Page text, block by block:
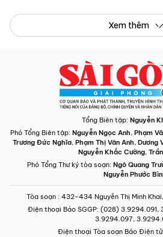
Xem thêm
Tổng Biên tập: Nguyễn
Phó Tổng Biên tập: Nguyễn Ngọc Anh, Phạm
Trương Đức Nghĩa, Phạm Thị Vân Anh, Dương
Nguyễn Khắc Cường,
Phó Tổng Thư ký tòa soạn: Ngô Quang
Nguyễn Phước
Tòa soạn : 432-434 Nguyễn Thị Minh
Điện thoại Báo SGGP: (028) 3.9294.091,
3.9294.097,
Điện thoại Tòa soạn Báo Điện tử